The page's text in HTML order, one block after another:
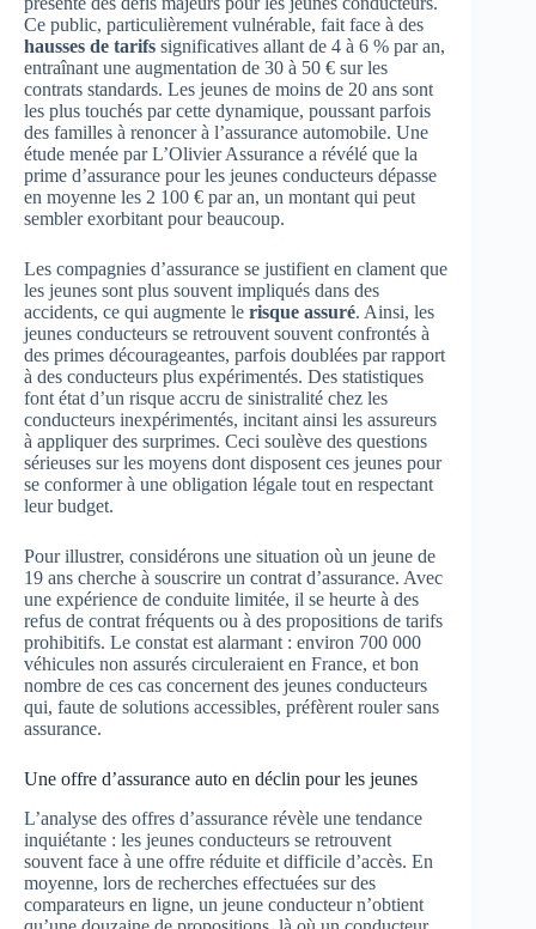
Ce public, particulièrement vulnérable, fait face à des
hausses de tarifs significatives allant de 4 à 6 % par an,
entraînant une augmentation de 30 à 50 € sur les
contrats standards. Les jeunes de moins de 20 ans sont
les plus touchés par cette dynamique, poussant parfois
des familles à renoncer à l’assurance automobile. Une
étude menée par L’Olivier Assurance a révélé que la
prime d’assurance pour les jeunes conducteurs dépasse
en moyenne les 2 100 € par an, un montant qui peut
sembler exorbitant pour beaucoup.
Les compagnies d’assurance se justifient en clament que
les jeunes sont plus souvent impliqués dans des
accidents, ce qui augmente le risque assuré. Ainsi, les
jeunes conducteurs se retrouvent souvent confrontés à
des primes décourageantes, parfois doublées par rapport
à des conducteurs plus expérimentés. Des statistiques
font état d’un risque accru de sinistralité chez les
conducteurs inexpérimentés, incitant ainsi les assureurs
à appliquer des surprimes. Ceci soulève des questions
sérieuses sur les moyens dont disposent ces jeunes pour
se conformer à une obligation légale tout en respectant
leur budget.
Pour illustrer, considérons une situation où un jeune de
19 ans cherche à souscrire un contrat d’assurance. Avec
une expérience de conduite limitée, il se heurte à des
refus de contrat fréquents ou à des propositions de tarifs
prohibitifs. Le constat est alarmant : environ 700 000
véhicules non assurés circuleraient en France, et bon
nombre de ces cas concernent des jeunes conducteurs
qui, faute de solutions accessibles, préfèrent rouler sans
assurance.
Une offre d’assurance auto en déclin pour les jeunes
L’analyse des offres d’assurance révèle une tendance
inquiétante : les jeunes conducteurs se retrouvent
souvent face à une offre réduite et difficile d’accès. En
moyenne, lors de recherches effectuées sur des
comparateurs en ligne, un jeune conducteur n’obtient